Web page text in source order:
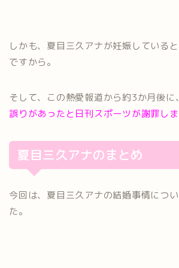
しかも、夏目三久アナが妊娠している
ですから。
そして、この熱愛報道から約3か月後に、
誤りがあったと日刊スポーツが謝罪しま
夏目三久アナのまとめ
今回は、夏目三久アナの結婚事情につ
た。